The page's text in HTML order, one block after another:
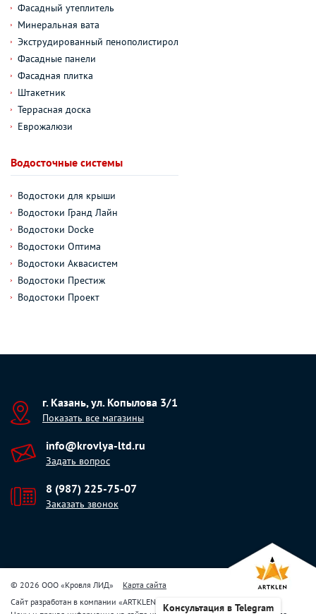
Фасадный утеплитель
Минеральная вата
Экструдированный пенополистирол
Фасадные панели
Фасадная плитка
Штакетник
Террасная доска
Еврожалюзи
Водосточные системы
Водостоки для крыши
Водостоки Гранд Лайн
Водостоки Docke
Водостоки Оптима
Водостоки Аквасистем
Водостоки Престиж
Водостоки Проект
г. Казань, ул. Копылова 3/1
Показать все магазины
info@krovlya-ltd.ru
Задать вопрос
8 (987) 225-75-07
Заказать звонок
© 2026 ООО «Кровля ЛИД»
Карта сайта
Сайт разработан в компании «ARTKLEN Консультация в Telegram